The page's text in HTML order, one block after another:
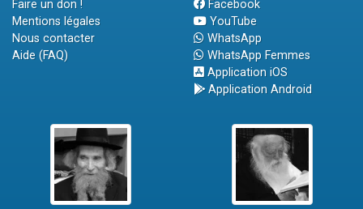
Faire un don !
Mentions légales
Nous contacter
Aide (FAQ)
Facebook
YouTube
WhatsApp
WhatsApp Femmes
Application iOS
Application Android